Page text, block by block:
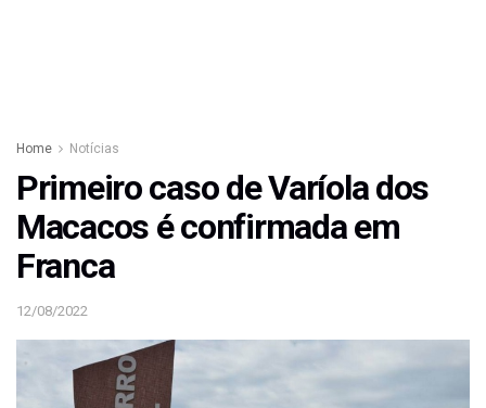
Home Notícias
Primeiro caso de Varíola dos
Macacos é confirmada em
Franca
12/08/2022